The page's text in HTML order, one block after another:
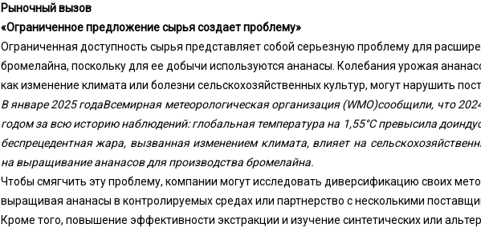
Рыночный вызов
«Ограниченное предложение сырья создает проблему»
Ограниченная доступность сырья представляет собой серьезную проблему для
бромелайна, поскольку для ее добычи используются ананасы. Колебания урожая
как изменение климата или болезни сельскохозяйственных культур, могут нарушить
В январе 2025 годаВсемирная метеорологическая организация (WMO)сообщили, что
годом за всю историю наблюдений: глобальная температура на 1,55°C превысила
беспрецедентная жара, вызванная изменением климата, влияет на
на выращивание ананасов для производства бромелайна.
Чтобы смягчить эту проблему, компании могут исследовать диверсификацию своих
выращивая ананасы в контролируемых средах или партнерство с несколькими
Кроме того, повышение эффективности экстракции и изучение синтетических или